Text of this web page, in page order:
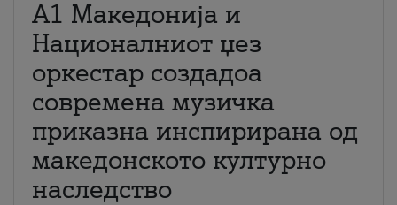
А1 Македонија и
Националниот џез
оркестар создадоа
современа музичка
приказна инспирирана од
македонското културно
наследство